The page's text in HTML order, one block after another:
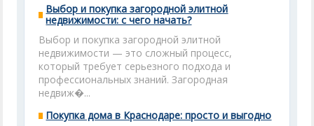
Выбор и покупка загородной элитной
недвижимости: с чего начать?
Выбор и покупка загородной элитной
недвижимости — это сложный процесс,
который требует серьезного подхода и
профессиональных знаний. Загородная
недвиж�...
Покупка дома в Краснодаре: просто и выгодно